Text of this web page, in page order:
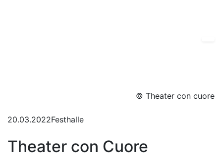
© Theater con cuore
20.03.2022Festhalle
Theater con Cuore